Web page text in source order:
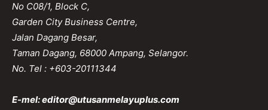
No C08/1, Block C,
Garden City Business Centre,
Jalan Dagang Besar,
Taman Dagang, 68000 Ampang, Selangor.
No. Tel : +603-20111344
E-mel:editor@utusanmelayuplus.com